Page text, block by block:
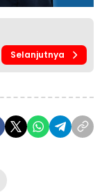
Selanjutnya